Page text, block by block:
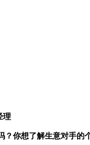
理
？你想了解生意对手